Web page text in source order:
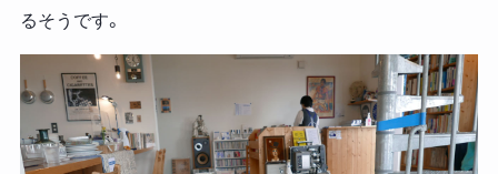
るそうです。